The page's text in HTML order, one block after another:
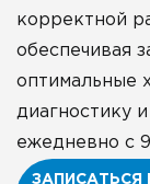
корректной
обеспечивая
оптимальные
диагностику
ежедневно с
ЗАПИСАТЬСЯ